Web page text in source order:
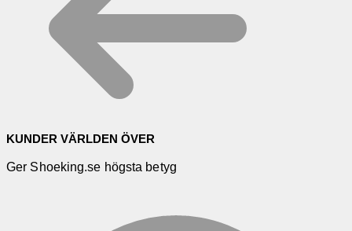
KUNDER VÄRLDEN ÖVER
Ger Shoeking.se högsta betyg